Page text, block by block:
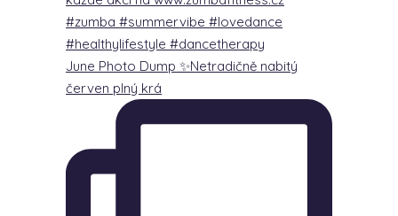
June Photo Dump ✨Netradičně nabitý
červen plný krá